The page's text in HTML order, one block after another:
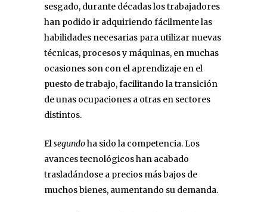
sesgado, durante décadas los trabajadores
han podido ir adquiriendo fácilmente las
habilidades necesarias para utilizar nuevas
técnicas, procesos y máquinas, en muchas
ocasiones son con el aprendizaje en el
puesto de trabajo, facilitando la transición
de unas ocupaciones a otras en sectores
distintos.
Elsegundoha sido la competencia. Los
avances tecnológicos han acabado
trasladándose a precios más bajos de
muchos bienes, aumentando su demanda.